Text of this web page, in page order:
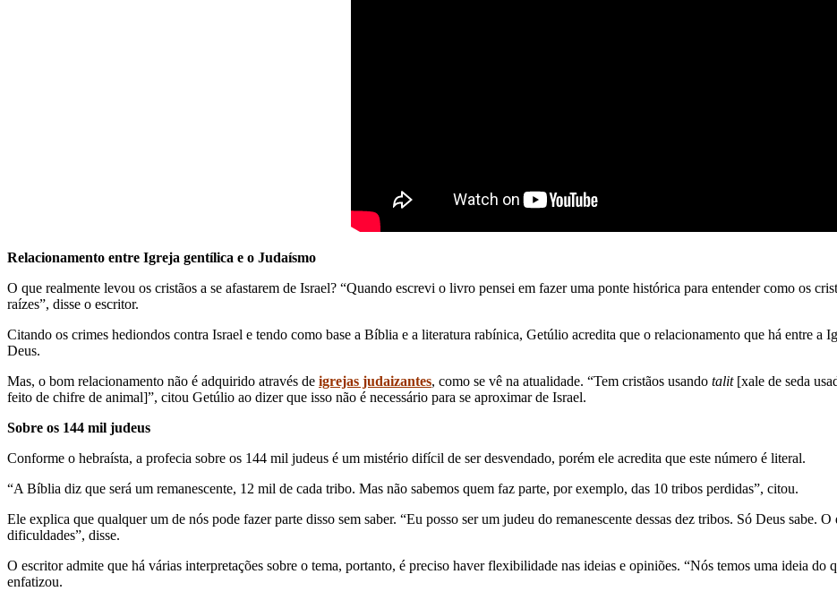
Relacionamento entre Igreja gentílica e o Judaísmo
O que realmente levou os cristãos a se afastarem de Israel? “Quando escrevi o livro pensei em fazer uma ponte histórica para entender como os
raízes”, disse o escritor.
Citando os crimes hediondos contra Israel e tendo como base a Bíblia e a literatura rabínica, Getúlio acredita que o relacionamento que há entre a
Deus.
Mas, o bom relacionamento não é adquirido através de igrejas judaizantes, como se vê na atualidade. “Tem cristãos usando talit[xale de seda
feito de chifre de animal]”, citou Getúlio ao dizer que isso não é necessário para se aproximar de Israel.
Sobre os 144 mil judeus
Conforme o hebraísta, a profecia sobre os 144 mil judeus é um mistério difícil de ser desvendado, porém ele acredita que este número é literal.
“A Bíblia diz que será um remanescente, 12 mil de cada tribo. Mas não sabemos quem faz parte, por exemplo, das 10 tribos perdidas”, citou.
Ele explica que qualquer um de nós pode fazer parte disso sem saber. “Eu posso ser um judeu do remanescente dessas dez tribos. Só Deus sabe.
dificuldades”, disse.
O escritor admite que há várias interpretações sobre o tema, portanto, é preciso haver flexibilidade nas ideias e opiniões. “Nós temos uma ideia do
enfatizou.